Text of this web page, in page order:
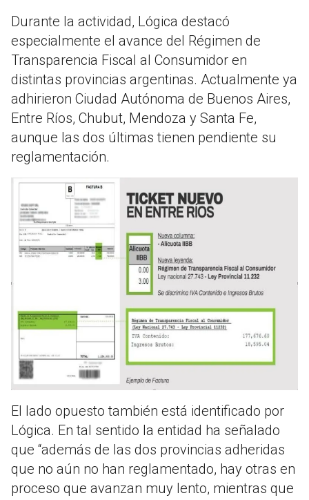
Durante la actividad, Lógica destacó
especialmente el avance del Régimen de
Transparencia Fiscal al Consumidor en
distintas provincias argentinas. Actualmente ya
adhirieron Ciudad Autónoma de Buenos Aires,
Entre Ríos, Chubut, Mendoza y Santa Fe,
aunque las dos últimas tienen pendiente su
reglamentación.
El lado opuesto también está identificado por
Lógica. En tal sentido la entidad ha señalado
que “además de las dos provincias adheridas
que no aún no han reglamentado, hay otras en
proceso que avanzan muy lento, mientras que